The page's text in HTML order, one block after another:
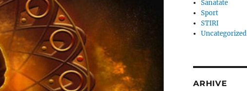
Sanatate
Sport
STIRI
Uncategorized
ARHIVE